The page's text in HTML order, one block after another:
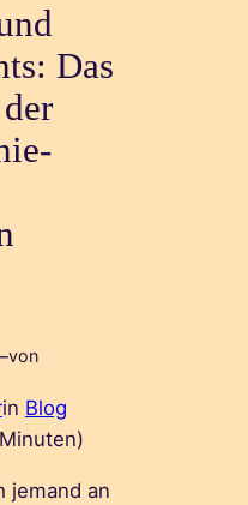
Das
von
in Blog
Minuten)
jemand an